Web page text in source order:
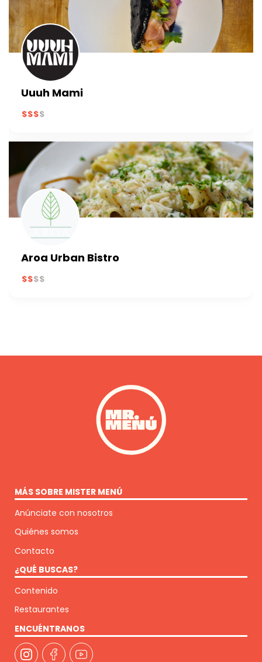
Uuuh Mami
Aroa Urban Bistro
MÁS SOBRE MISTER MENÚ
Anúnciate con nosotros
Quiénes somos
Contacto
¿QUÉ BUSCAS?
Contenido
Restaurantes
ENCUÉNTRANOS